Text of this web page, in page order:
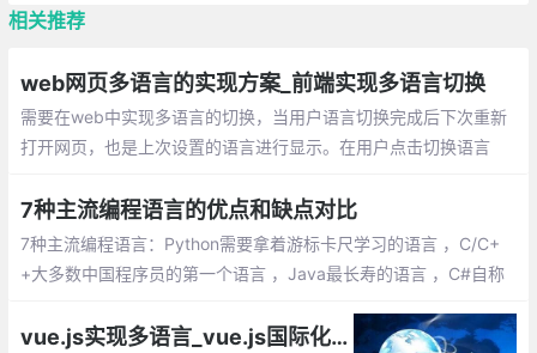
相关推荐
web网页多语言的实现方案_前端实现多语言切换
需要在web中实现多语言的切换，当用户语言切换完成后下次重新
打开网页，也是上次设置的语言进行显示。在用户点击切换语言
on字符串
7种主流编程语言的优点和缺点对比
7种主流编程语言：Python需要拿着游标卡尺学习的语言 ，C/C+
+大多数中国程序员的第一个语言 ，Java最长寿的语言 ，C#自称
QL数据库离不开的语言 ，PHP 世界上最好的语言
vue.js实现多语言_vue.js国际化 vue-i18n插件的使用